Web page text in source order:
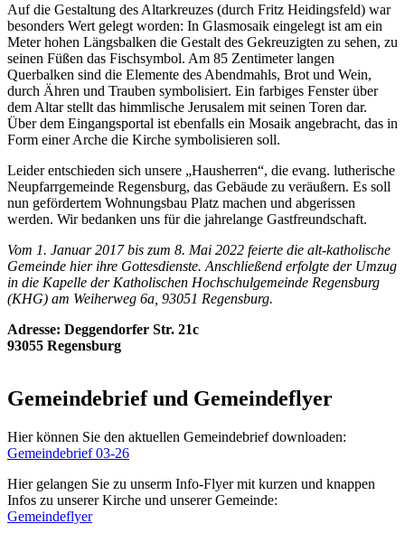
Auf die Gestaltung des Altarkreuzes (durch Fritz Heidingsfeld) war
besonders Wert gelegt worden: In Glasmosaik eingelegt ist am ein
Meter hohen Längsbalken die Gestalt des Gekreuzigten zu sehen, zu
seinen Füßen das Fischsymbol. Am 85 Zentimeter langen
Querbalken sind die Elemente des Abendmahls, Brot und Wein,
durch Ähren und Trauben symbolisiert. Ein farbiges Fenster über
dem Altar stellt das himmlische Jerusalem mit seinen Toren dar.
Über dem Eingangsportal ist ebenfalls ein Mosaik angebracht, das in
Form einer Arche die Kirche symbolisieren soll.
Leider entschieden sich unsere „Hausherren“, die evang. lutherische
Neupfarrgemeinde Regensburg, das Gebäude zu veräußern. Es soll
nun gefördertem Wohnungsbau Platz machen und abgerissen
werden. Wir bedanken uns für die jahrelange Gastfreundschaft.
Vom 1. Januar 2017 bis zum 8. Mai 2022 feierte die alt-katholische
Gemeinde hier ihre Gottesdienste. Anschließend erfolgte der Umzug
in die Kapelle der Katholischen Hochschulgemeinde Regensburg
(KHG) am Weiherweg 6a, 93051 Regensburg.
Adresse: Deggendorfer Str. 21c
93055 Regensburg
Gemeindebrief und Gemeindeflyer
Hier können Sie den aktuellen Gemeindebrief downloaden:
Gemeindebrief 03-26
Hier gelangen Sie zu unserm Info-Flyer mit kurzen und knappen
Infos zu unserer Kirche und unserer Gemeinde:
Gemeindeflyer